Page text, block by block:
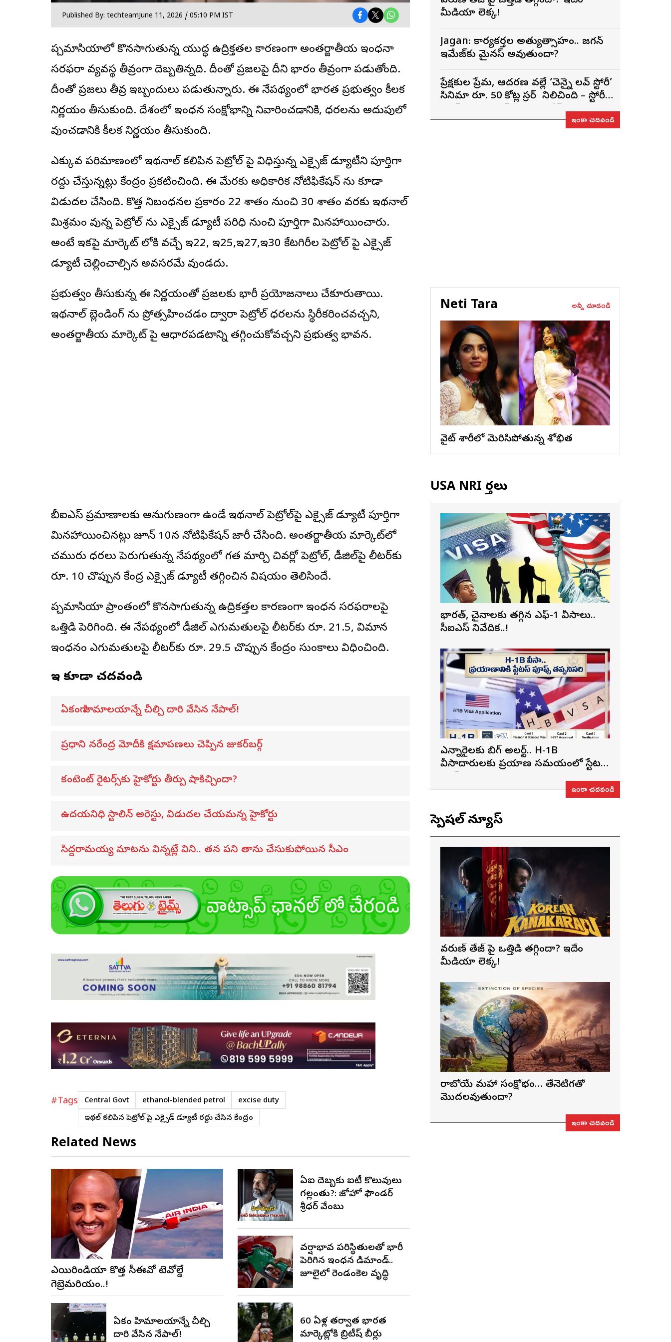
Published By: techteamJune 11, 2026 / 05:10 PM IST
పశ్చిమాసియాలో కొనసాగుతున్న యుద్ధ ఉద్రిక్తతల కారణంగా అంతర్జాతీయ ఇంధనా
సరఫరా వ్యవస్థ తీవ్రంగా దెబ్బతిన్నది. దీంతో ప్రజలపై దీని భారం తీవ్రంగా పడుతోంది.
దీంతో ప్రజలు తీవ్ర ఇబ్బందులు పడుతున్నారు. ఈ నేపథ్యంలో భారత ప్రభుత్వం కీలక
నిర్ణయం తీసుకుంది. దేశంలో ఇంధన సంక్షోభాన్ని నివారించడానికి, ధరలను అదుపులో
వుంచడానికి కీలక నిర్ణయం తీసుకుంది.
ఎక్కువ పరిమాణంలో ఇథనాల్ కలిపిన పెట్రోల్ పై విధిస్తున్న ఎక్సైజ్ డ్యూటీని పూర్తిగా
రద్దు చేస్తున్నట్లు కేంద్రం ప్రకటించింది. ఈ మేరకు అధికారిక నోటిఫికేషన్ ను కూడా
విడుదల చేసింది. కొత్త నిబంధనల ప్రకారం 22 శాతం నుంచి 30 శాతం వరకు ఇథనాల్
మిశ్రమం వున్న పెట్రోల్ ను ఎక్సైజ్ డ్యూటీ పరిధి నుంచి పూర్తిగా మినహాయించారు.
అంటే ఇకపై మార్కెట్ లోకి వచ్చే ఇ22, ఇ25,ఇ27,ఇ30 కేటగిరీల పెట్రోల్ పై ఎక్సైజ్
డ్యూటీ చెల్లించాల్సిన అవసరమే వుండదు.
ప్రభుత్వం తీసుకున్న ఈ నిర్ణయంతో ప్రజలకు భారీ ప్రయోజనాలు చేకూరుతాయి.
ఇథనాల్ బ్లెండింగ్ ను ప్రోత్సహించడం ద్వారా పెట్రోల్ ధరలను స్థిరీకరించవచ్చని,
అంతర్జాతీయ మార్కెట్ పై ఆధారపడటాన్ని తగ్గించుకోవచ్చని ప్రభుత్వ భావన.
బీఐఎస్ ప్రమాణాలకు అనుగుణంగా ఉండే ఇథనాల్ పెట్రోల్‌పై ఎక్సైజ్ డ్యూటీ పూర్తిగా
మినహాయించినట్లు జూన్ 10న నోటిఫికేషన్ జారీ చేసింది. అంతర్జాతీయ మార్కెట్‌లో
చమురు ధరలు పెరుగుతున్న నేపథ్యంలో గత మార్చి చివర్లో పెట్రోల్, డీజిల్‌పై లీటర్‌కు
రూ. 10 చొప్పున కేంద్ర ఎక్సైజ్ డ్యూటీ తగ్గించిన విషయం తెలిసిందే.
పశ్చిమాసియా ప్రాంతంలో కొనసాగుతున్న ఉద్రికత్తల కారణంగా ఇంధన సరఫరాలపై
ఒత్తిడి పెరిగింది. ఈ నేపథ్యంలో డీజిల్ ఎగుమతులపై లీటర్‌కు రూ. 21.5, విమాన
ఇంధనం ఎగుమతులపై లీటర్‌కు రూ. 29.5 చొప్పున కేంద్రం సుంకాలు విధించింది.
ఇవి కూడా చదవండి
ఏకంగా హిమాలయాన్నే చీల్చి దారి వేసిన నేపాల్!
ప్రధాని నరేంద్ర మోదీకి క్షమాపణలు చెప్పిన జుకర్‌బర్గ్
కంటెంట్ రైటర్స్‌కు హైకోర్టు తీర్పు షాకిచ్చిందా?
ఉదయనిధి స్టాలిన్ అరెస్టు, విడుదల చేయమన్న హైకోర్టు
సిద్దరామయ్య మాటను విన్నట్లే విని.. తన పని తాను చేసుకుపోయిన సీఎం
#Tags Central Govt ethanol-blended petrol
excise duty
ఇథనాల్ కలిపిన పెట్రోల్ పై ఎక్సైడ్ డ్యూటీ రద్దు చేసిన కేంద్రం
Related News
ఎయిరిండియా కొత్త సీఈవోగా టెవోల్డే
గెబ్రెమరియం..!
ఏకంగా హిమాలయాన్నే చీల్చి
దారి వేసిన నేపాల్!
ఏఐ దెబ్బకు ఐటీ కొలువులు
గల్లంతు?: జోహో ఫౌండర్
శ్రీధర్ వేంబు
వర్షాభావ పరిస్థితులతో భారీగా
పెరిగిన ఇంధన డిమాండ్..
జూలైలో రెండంకెల వృద్ధి
60 ఏళ్ల తర్వాత భారత
మార్కెట్లోకి బ్రిటీష్ బీర్లు
మీడియా లెక్క!
Jagan: కార్యకర్తల అత్యుత్సాహం.. జగన్
ఇమేజ్‌కు మైనస్ అవుతుందా?
ప్రేక్షకుల ప్రేమ, ఆదరణ వల్లే ‘చెన్నై లవ్ స్టోరీ’
సినిమా రూ. 50 కోట్ల గ్రాసర్ గా నిలిచింది – స్టోరీ
ఇంకా చదవండి
Neti Tara అన్నీ చూడండి
వైట్ శారీలో మెరిసిపోతున్న శోభిత
USA NRI వార్తలు
భారత్, చైనాలకు తగ్గిన ఎఫ్-1 వీసాలు..
సీఐఎస్ నివేదిక..!
ఎన్నారైలకు బిగ్ అలర్ట్.. H-1B
వీసాదారులకు ప్రయాణ సమయంలో స్టేటస్
ఇంకా చదవండి
స్పెషల్ న్యూస్
వరుణ్ తేజ్‌ పై ఒత్తిడి తగ్గిందా? ఇదేం
మీడియా లెక్క!
రాబోయే మహా సంక్షోభం… తేనెటీగతో
మొదలవుతుందా?
ఇంకా చదవండి